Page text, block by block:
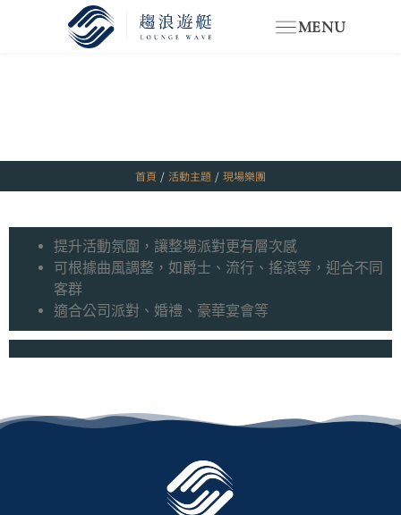
MENU
首頁 / 活動主題 / 現場樂團
提升活動氛圍，讓整場派對更有層次感
可根據曲風調整，如爵士、流行、搖滾等，迎合不同
客群
適合公司派對、婚禮、豪華宴會等